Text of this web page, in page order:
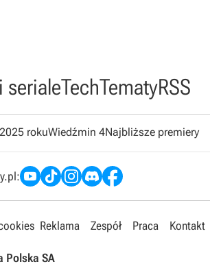
serialeTechTematyRSS
rokuWiedźmin 4Najbliższe premiery
Reklama Zespół Praca Kontakt
Polska SA